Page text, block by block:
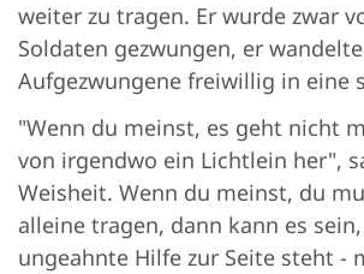
weiter zu tragen. Er wurde zwar
Soldaten gezwungen, er
Aufgezwungene freiwillig in eine
"Wenn du meinst, es geht nicht
von irgendwo ein Lichtlein her",
Weisheit. Wenn du meinst, du
alleine tragen, dann kann es
ungeahnte Hilfe zur Seite steht -